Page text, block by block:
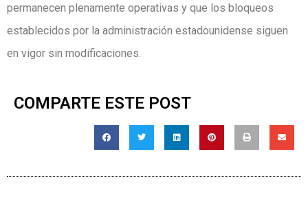
permanecen plenamente operativas y que los bloqueos
establecidos por la administración estadounidense siguen
en vigor sin modificaciones.
COMPARTE ESTE POST